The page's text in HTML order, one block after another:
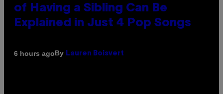
of Having a Sibling Can Be
Explained in Just 4 Pop Songs
6 hours agoBy Lauren Boisvert